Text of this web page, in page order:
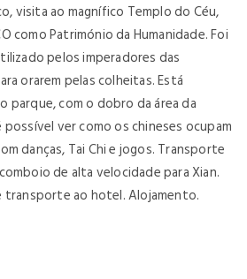
visita ao magnífico Templo do Céu,
como Património da Humanidade. Foi
pelos imperadores das
orarem pelas colheitas. Está
parque, com o dobro da área da
ver como os chineses ocupam
danças, Tai Chi e jogos. Transporte
de alta velocidade para Xian.
transporte ao hotel. Alojamento.